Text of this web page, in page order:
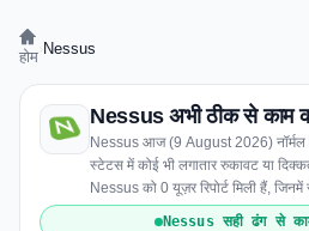
होम Nessus
Nessus अभी ठीक से काम
Nessus आज (9 August 2026) नॉर्मल
स्टेटस में कोई भी लगातार रुकावट या
Nessus को 0 यूज़र रिपोर्ट मिली हैं,
Nessus सही ढंग से